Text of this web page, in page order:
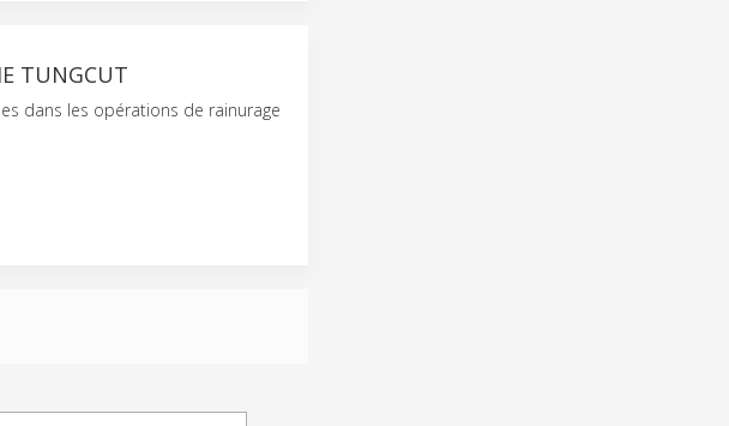
TUNGCUT
dans les opérations de rainurage